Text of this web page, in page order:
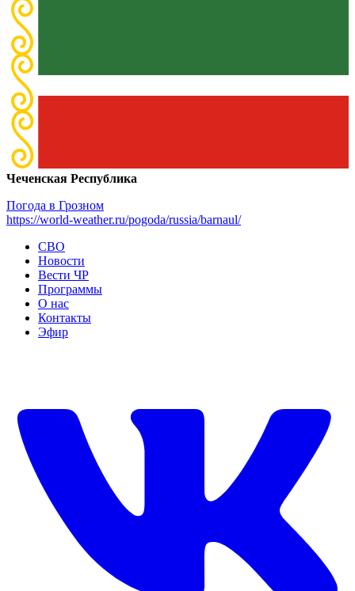
Чеченская Республика
Погода в Грозном
https://world-weather.ru/pogoda/russia/barnaul/
СВО
Новости
Вести ЧР
Программы
О нас
Контакты
Эфир